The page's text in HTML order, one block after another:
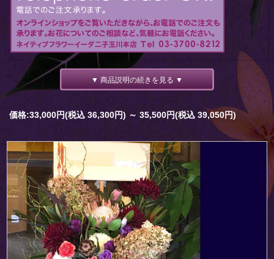
▼ 商品説明の続きを見る ▼
価格:33,000円(税込 36,300円) ～ 35,500円(税込 39,050円)